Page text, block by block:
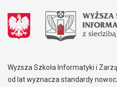
Wyższa Szkoła Informatyki i
od lat wyznacza standardy